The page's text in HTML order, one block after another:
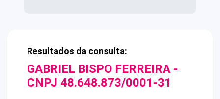
Resultados da consulta:
GABRIEL BISPO FERREIRA -
CNPJ 48.648.873/0001-31